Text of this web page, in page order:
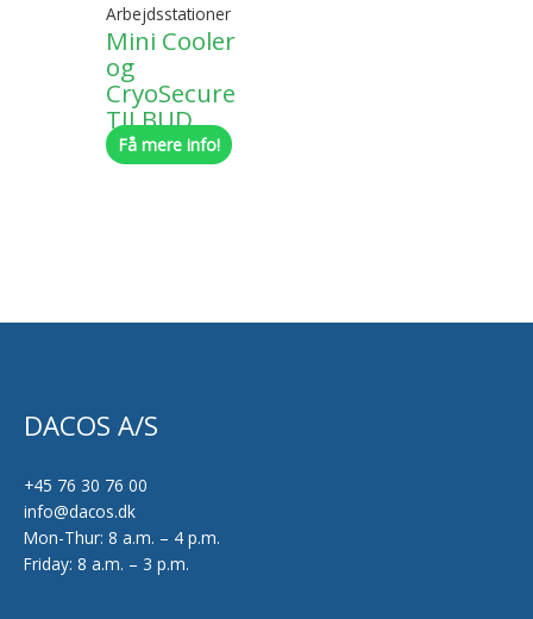
Arbejdsstationer
Mini Cooler
og
CryoSecure
TILBUD
Få mere info!
DACOS A/S
+45 76 30 76 00
info@dacos.dk
Mon-Thur: 8 a.m. – 4 p.m.
Friday: 8 a.m. – 3 p.m.